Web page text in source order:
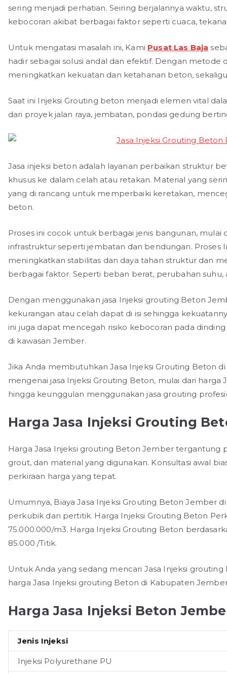
sering menjadi perhatian. Seiring berjalannya waktu,
kebocoran akibat berbagai faktor seperti cuaca,
Untuk mengatasi masalah ini, Kami Pusat Las Baja
hadir sebagai solusi andal dan efektif. Dengan
meningkatkan kekuatan dan ketahanan beton,
Saat ini Injeksi Grouting beton menjadi elemen vital
dari proyek jalan raya, jembatan, pondasi gedung
Jasa injeksi beton adalah layanan perbaikan struktur
khusus ke dalam celah atau retakan. Material yang
yang di rancang untuk memperbaiki keretakan,
beton.
Proses ini cocok untuk berbagai jenis bangunan,
infrastruktur seperti jembatan dan bendungan. Proses
meningkatkan stabilitas dan daya tahan struktur dan
berbagai faktor. Seperti beban berat, perubahan
Dengan menggunakan jasa Injeksi grouting Beton
kekurangan atau celah dapat di isi sehingga
ini juga dapat mencegah risiko kebocoran pada
di kawasan Jember.
Jika Anda membutuhkan Jasa Injeksi Grouting Beton
mengenai jasa Injeksi Grouting Beton, mulai dari harga
hingga keunggulan menggunakan jasa grouting
Harga Jasa Injeksi Grouting
Harga Jasa Injeksi grouting Beton Jember tergantung
grout, dan material yang digunakan. Konsultasi awal
perkiraan harga yang tepat.
Umumnya, Biaya Jasa Injeksi Grouting Beton Jember
perkubik dan pertitik. Harga Injeksi Grouting Beton
75.000.000/m3. Harga Injeksi Grouting Beton
85.000 /Titik.
Untuk Anda yang sedang mencari Jasa Injeksi
harga Jasa Injeksi grouting Beton di Kabupaten
Harga Jasa Injeksi Beton
Jenis Injeksi
Injeksi Polyurethane PU